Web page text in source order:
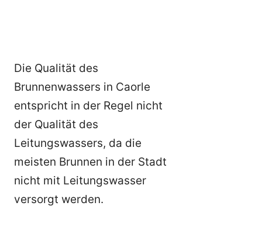
Die Qualität des
Brunnenwassers in Caorle
entspricht in der Regel nicht
der Qualität des
Leitungswassers, da die
meisten Brunnen in der Stadt
nicht mit Leitungswasser
versorgt werden.